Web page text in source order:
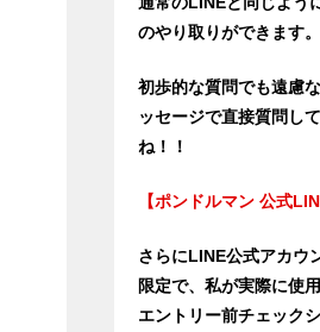
のやり取りができます。
初歩的な質問でも遠慮
ッセージで直接質問し
ね！！
【ポンドルマン 公式
さらにLINE公式アカウ
限定で、私が実際に使
エントリー前チェック